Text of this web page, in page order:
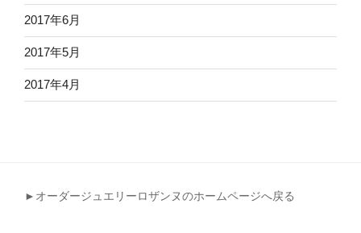
2017年6月
2017年5月
2017年4月
►オーダージュエリーロザンヌのホームページへ戻る